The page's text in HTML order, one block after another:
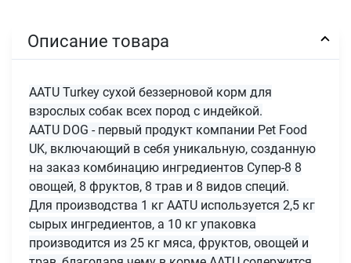
Описание товара
AATU Turkey сухой беззерновой корм для
взрослых собак всех пород с индейкой.
AATU DOG - первый продукт компании Pet Food
UK, включающий в себя уникальную, созданную
на заказ комбинацию ингредиентов Супер-8 8
овощей, 8 фруктов, 8 трав и 8 видов специй.
Для производства 1 кг AATU используется 2,5 кг
сырых ингредиентов, а 10 кг упаковка
производится из 25 кг мяса, фруктов, овощей и